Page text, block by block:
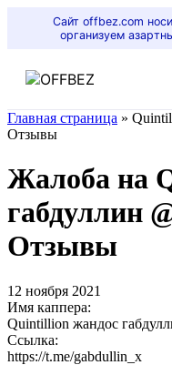
Сайт offbez.com
организуем
Главная страница »
Отзывы
Жалоба на
габдуллин
Отзывы
12 ноября 2021
Имя каппера:
Quintillion жандос
Ссылка:
https://t.me/gabdullin_x